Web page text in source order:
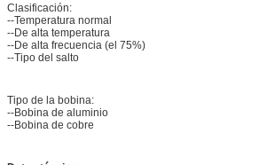
Clasificación:
--Temperatura normal
--De alta temperatura
--De alta frecuencia (el 75%)
--Tipo del salto
Tipo de la bobina:
--Bobina de aluminio
--Bobina de cobre